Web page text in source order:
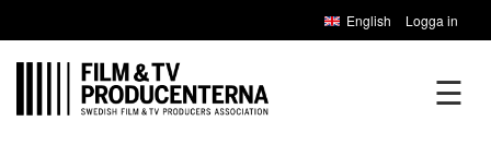
English Logga in
☰